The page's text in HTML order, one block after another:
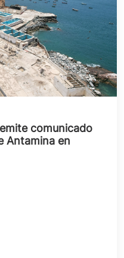
comunicado
Antamina en